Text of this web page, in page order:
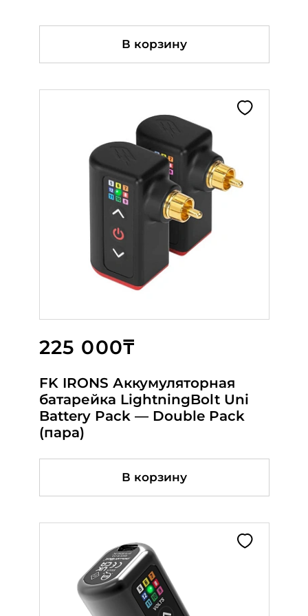
В корзину
В корзину
В корзину
225 000₸
FK IRONS Аккумуляторная
батарейка LightningBolt Uni
Battery Pack — Double Pack
(пара)
В корзину
138 000₸
CRITICAL XR
В корзину
119 500₸
CRITICAL ATOM X PINK
В корзину